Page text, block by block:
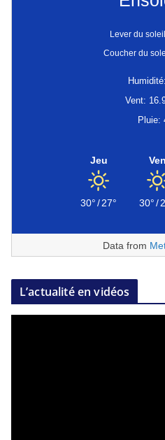
Lever du
Coucher du
Vent:
Pluie:
Jeu
30°/27°
Ven
30°/
Data from
L’actualité en vidéos